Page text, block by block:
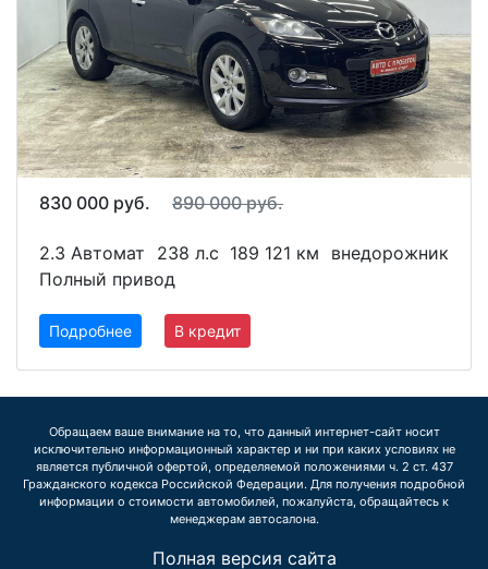
830 000 руб. 890 000 руб.
2.3 Автомат 238 л.с 189 121 км
внедорожник
Полный привод
Подробнее В кредит
Обращаем ваше внимание на то, что данный интернет-сайт носит
исключительно информационный характер и ни при каких условиях не
является публичной офертой, определяемой положениями ч. 2 ст. 437
Гражданского кодекса Российской Федерации. Для получения подробной
информации о стоимости автомобилей, пожалуйста, обращайтесь к
менеджерам автосалона.
Полная версия сайта